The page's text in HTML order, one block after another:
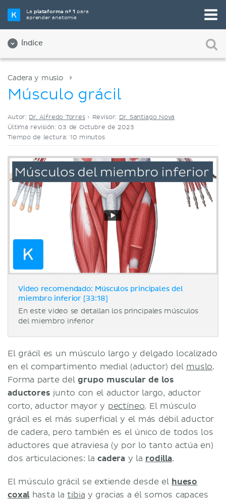
Laplataforma nº 1 para
aprender anatomía
Índice
Elige tu herramienta de estudio favorita
Videos
Cadera y muslo
Músculo grácil
Autor: Dr. Alfredo Torres• Revisor: Dr. Santiago Nova
Última revisión: 03 de Octubre de 2023
Tiempo de lectura: 10 minutos
Video recomendado: Músculos principales del
miembro inferior [33:18]
En este video se detallan los principales músculos
del miembro inferior
El grácil es un músculo largo y delgado localizado
en el compartimento medial (aductor) del muslo.
Forma parte delgrupo muscular de los
aductores junto con el aductor largo, aductor
corto, aductor mayor y pectíneo. El músculo
grácil es el más superficial y el más débil aductor
de cadera, pero también es el único de todos los
aductores que atraviesa (y por lo tanto actúa en)
dos articulaciones: lacadera y la rodilla.
El músculo grácil se extiende desde el hueso
coxalhasta latibia y gracias a él somos capaces